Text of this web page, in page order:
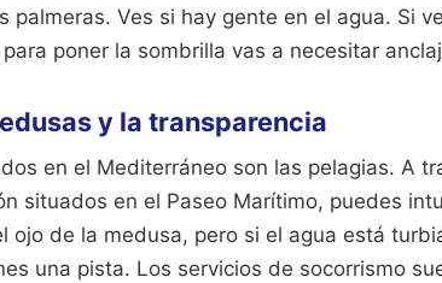
palmeras. Ves si hay gente en el agua. Si
poner la sombrilla vas a necesitar
y la transparencia
en el Mediterráneo son las pelagias. A
situados en el Paseo Marítimo, puedes
ojo de la medusa, pero si el agua está
una pista. Los servicios de socorrismo